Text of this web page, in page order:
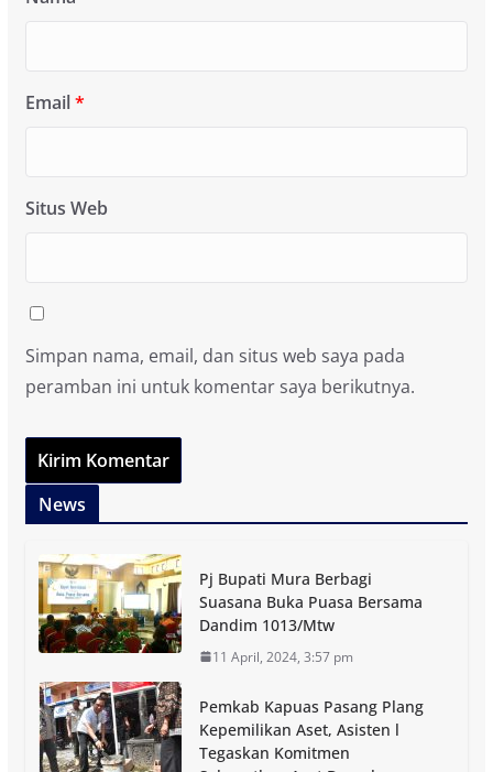
Email*
Situs Web
Simpan nama, email, dan situs web saya pada
peramban ini untuk komentar saya berikutnya.
News
Pj Bupati Mura Berbagi
Suasana Buka Puasa Bersama
Dandim 1013/Mtw
11 April, 2024, 3:57 pm
Pemkab Kapuas Pasang Plang
Kepemilikan Aset, Asisten l
Tegaskan Komitmen